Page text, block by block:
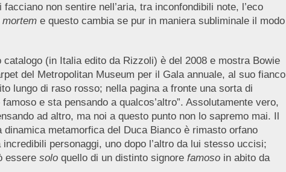
non sentire nell’aria, tra inconfondibili note, l’eco
morteme questo cambia se pur in maniera subliminale il modo
catalogo (in Italia edito da Rizzoli) è del 2008 e mostra Bowie
del Metropolitan Museum per il Gala annuale, al suo fianco
lungo di raso rosso; nella pagina a fronte una sorta di
e sta pensando a qualcos’altro”. Assolutamente vero,
ad altro, ma noi a questo punto non lo sapremo mai. Il
metamorfica del Duca Bianco è rimasto orfano
personaggi, uno dopo l’altro da lui stesso uccisi;
essere soloquello di un distinto signore famosoin abito da